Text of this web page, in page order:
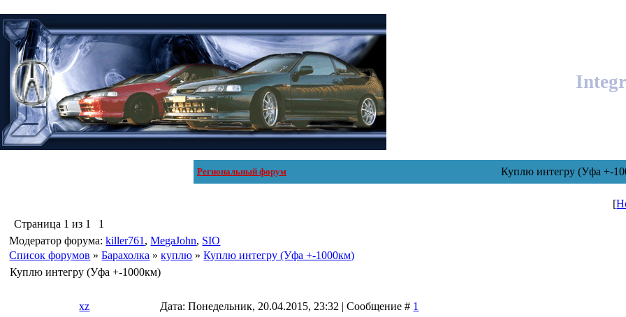
Региональный форум Куплю интегру (Уфа +-
[
Страница 1 из 1
1
Модератор форума:killer761 ,MegaJohn, SIO
Список форумов » Барахолка » куплю » Куплю интегру (Уфа +-1000км)
Куплю интегру (Уфа +-1000км)
xz Дата: Понедельник, 20.04.2015, 23:32 | Сообщение # 1